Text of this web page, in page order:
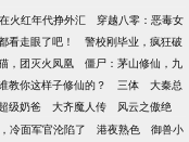
火红年代挣外汇
穿越八零：恶毒女
看走眼了吧！
警校刚毕业，疯狂破
，团灭火凤凰
僵尸：茅山修仙，九
教你这样子修仙的？ 三体
大秦总
级奶爸 大齐魔人传 风云之傲绝
冷面军官沦陷了 港夜熟色
御兽小